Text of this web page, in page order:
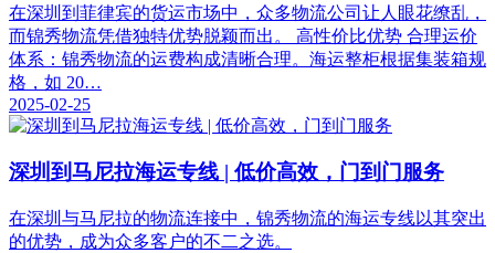
在深圳到菲律宾的货运市场中，众多物流公司让人眼花缭乱，
而锦秀物流凭借独特优势脱颖而出。 高性价比优势 合理运价
体系：锦秀物流的运费构成清晰合理。海运整柜根据集装箱规
格，如 20…
2025-02-25
深圳到马尼拉海运专线 | 低价高效，门到门服务
在深圳与马尼拉的物流连接中，锦秀物流的海运专线以其突出
的优势，成为众多客户的不二之选。